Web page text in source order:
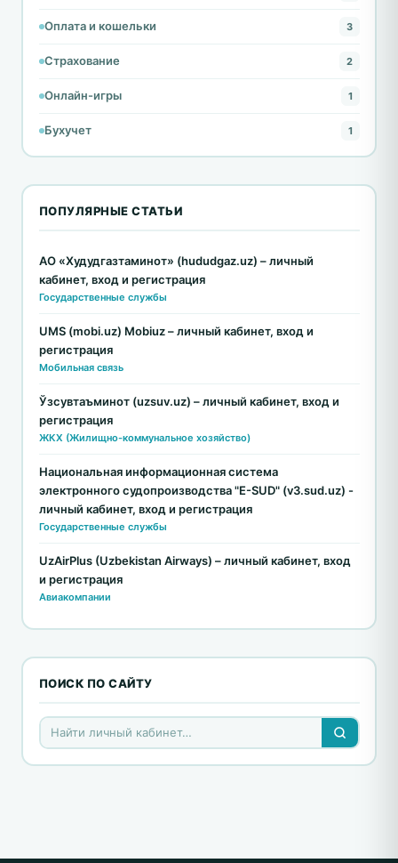
Оплата и кошельки 3
Страхование 2
Онлайн-игры 1
Бухучет 1
ПОПУЛЯРНЫЕ СТАТЬИ
АО «Худудгазтаминот» (hududgaz.uz) – личный
кабинет, вход и регистрация
Государственные службы
UMS (mobi.uz) Mobiuz – личный кабинет, вход и
регистрация
Мобильная связь
Ўзсувтаъминот (uzsuv.uz) – личный кабинет, вход и
регистрация
ЖКХ (Жилищно-коммунальное хозяйство)
Национальная информационная система
электронного судопроизводства "E-SUD" (v3.sud.uz) -
личный кабинет, вход и регистрация
Государственные службы
UzAirPlus (Uzbekistan Airways) – личный кабинет, вход
и регистрация
Авиакомпании
ПОИСК ПО САЙТУ